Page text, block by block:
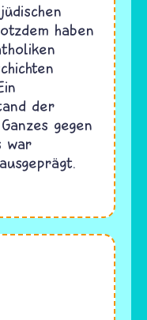
haben
der
gegen
war